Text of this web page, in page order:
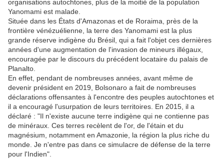
organisations autochtones, plus de la moitié de la population
Yanomami est malade.
Située dans les États d'Amazonas et de Roraima, près de la
frontière vénézuélienne, la terre des Yanomami est la plus
grande réserve indigène du Brésil, qui a fait l'objet ces dernières
années d'une augmentation de l'invasion de mineurs illégaux,
encouragée par le discours du précédent locataire du palais de
Planalto.
En effet, pendant de nombreuses années, avant même de
devenir président en 2019, Bolsonaro a fait de nombreuses
déclarations offensantes à l'encontre des peuples autochtones et
il a encouragé l'usurpation de leurs territoires. En 2015, il a
déclaré : "Il n'existe aucune terre indigène qui ne contienne pas
de minéraux. Ces terres recèlent de l'or, de l'étain et du
magnésium, notamment en Amazonie, la région la plus riche du
monde. Je n'entre pas dans ce simulacre de défense de la terre
pour l'Indien".